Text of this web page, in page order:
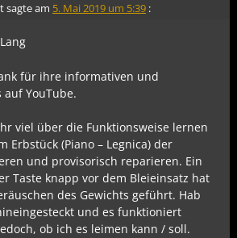
sagte am 5. Mai 2019 um 5:39 :
für ihre informativen und
auf YouTube.
viel über die Funktionsweise lernen
Erbstück (Piano – Legnica) der
und provisorisch reparieren. Ein
Taste knapp vor dem Bleieinsatz hat
des Gewichts geführt. Hab
und es funktioniert
ob ich es leimen kann / soll.